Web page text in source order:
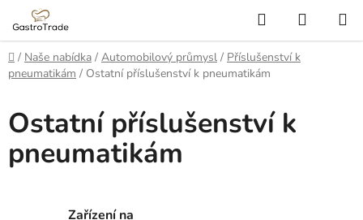
obsah
Hledat
KOŠÍK
Domů
/ Naše nabídka / Automobilový průmysl / Příslušenství k
pneumatikám / Ostatní příslušenství k pneumatikám
Ostatní příslušenství k
pneumatikám
Zařízení na